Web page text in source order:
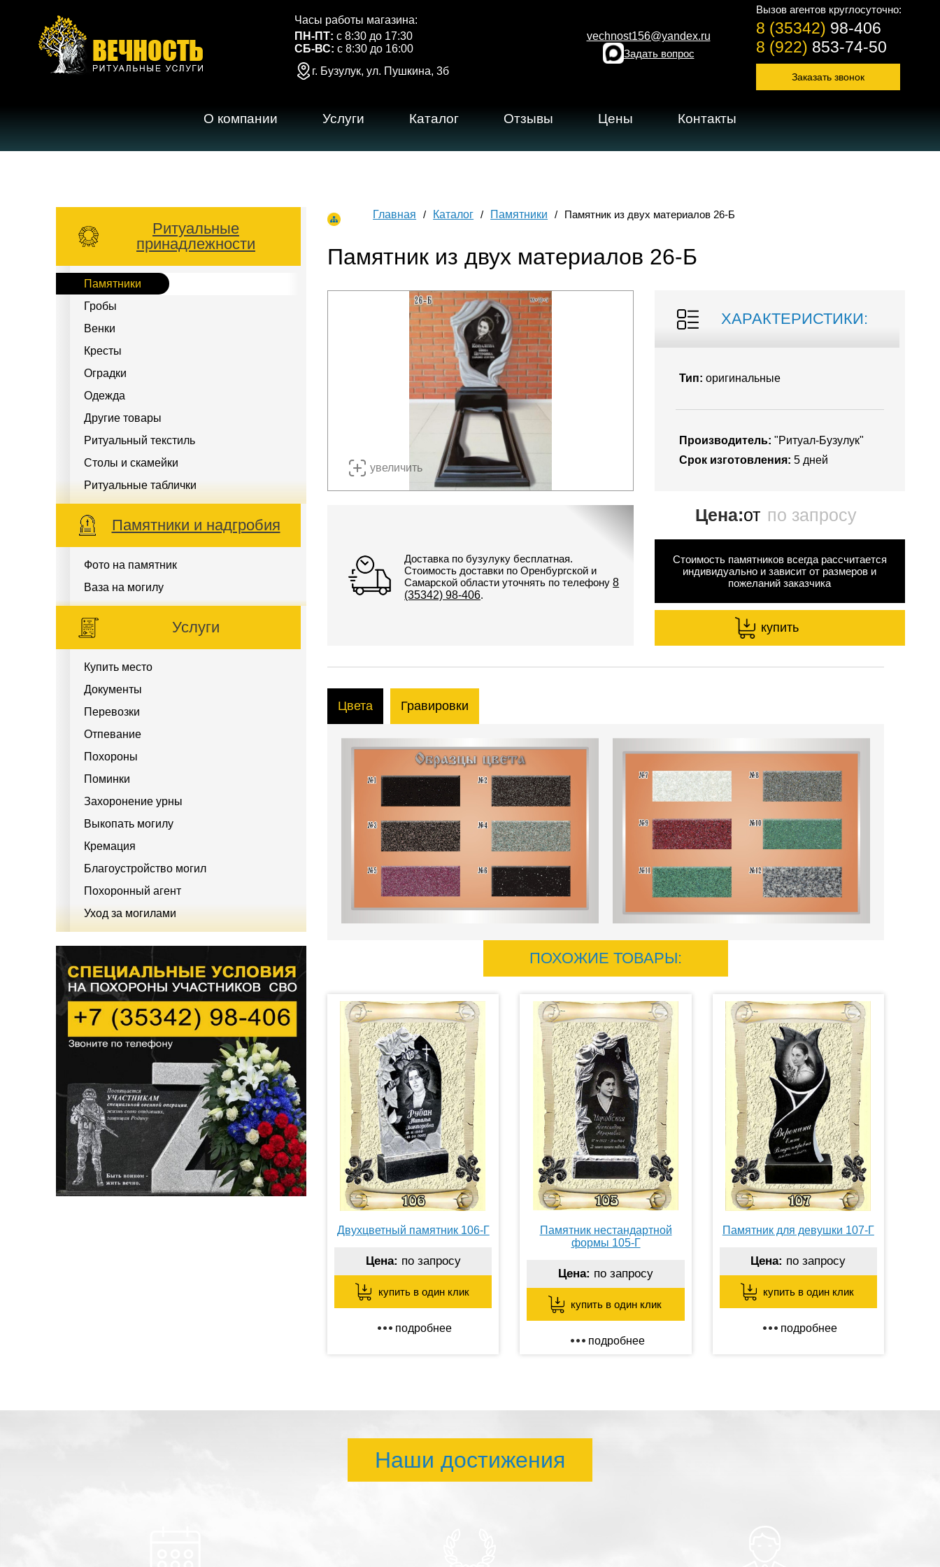
Часы работы магазина:
ПН-ПТ: с 8:30 до 17:30
СБ-ВС: с 8:30 до 16:00
г. Бузулук, ул. Пушкина, 3б
vechnost156@yandex.ru
Задать вопрос
Вызов агентов круглосуточно:
8 (35342) 98-406
8 (922) 853-74-50
Заказать звонок
О компании Услуги Каталог Отзывы Цены Контакты
Ритуальные
принадлежности
Памятники
Гробы
Венки
Кресты
Оградки
Одежда
Другие товары
Ритуальный текстиль
Столы и скамейки
Ритуальные таблички
Памятники и надгробия
Фото на памятник
Ваза на могилу
Услуги
Купить место
Документы
Перевозки
Отпевание
Похороны
Поминки
Захоронение урны
Выкопать могилу
Кремация
Благоустройство могил
Похоронный агент
Уход за могилами
Главная Каталог Памятники Памятник из двух материалов 26-Б
Памятник из двух материалов 26-Б
увеличить
ХАРАКТЕРИСТИКИ:
Тип: оригинальные
Производитель: "Ритуал-Бузулук"
Срок изготовления: 5 дней
Цена:от по запросу
Стоимость памятников всегда рассчитается
индивидуально и зависит от размеров и
пожеланий заказчика
купить
Доставка по бузулуку бесплатная.
Стоимость доставки по Оренбургской и
Самарской области уточнять по телефону8
(35342) 98-406.
Цвета Гравировки
ПОХОЖИЕ ТОВАРЫ:
Двухцветный памятник 106-Г
Цена: по запросу
купить в один клик
подробнее
Памятник нестандартной
формы 105-Г
Цена: по запросу
купить в один клик
подробнее
Памятник для девушки 107-Г
Цена: по запросу
купить в один клик
подробнее
Наши достижения